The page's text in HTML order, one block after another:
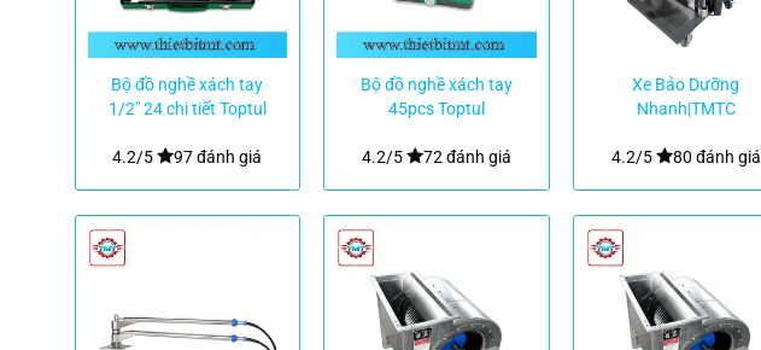
Bộ đồ nghề xách tay
1/2″ 24 chi tiết Toptul
4.2/5
97 đánh giá
Bộ đồ nghề xách tay
45pcs Toptul
4.2/5
72 đánh giá
Xe Bảo Dưỡng
Nhanh|TMTC
4.2/5 80 đánh giá